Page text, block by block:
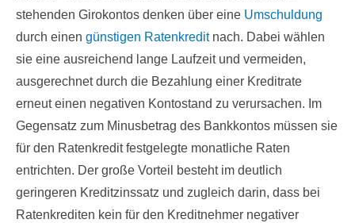
stehenden Girokontos denken über eine Umschuldung
durch einen günstigen Ratenkreditnach. Dabei wählen
sie eine ausreichend lange Laufzeit und vermeiden,
ausgerechnet durch die Bezahlung einer Kreditrate
erneut einen negativen Kontostand zu verursachen. Im
Gegensatz zum Minusbetrag des Bankkontos müssen sie
für den Ratenkredit festgelegte monatliche Raten
entrichten. Der große Vorteil besteht im deutlich
geringeren Kreditzinssatz und zugleich darin, dass bei
Ratenkrediten kein für den Kreditnehmer negativer